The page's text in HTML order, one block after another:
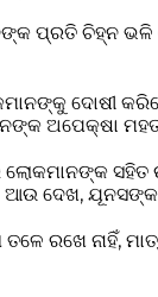
ପ୍ରତି ଚିହ୍ନ
ଦୋଷୀ
ଅପେକ୍ଷା
ସହିତ
ଦେଖ, ଯୂନସଙ୍କ
ତଳେ ରଖେ ନାହିଁ,